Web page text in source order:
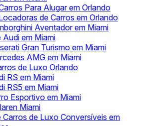
Para Alugar em Orlando
de Carros em Orlando
Aventador em Miami
Audi em Miami
Gran Turismo em Miami
AMG em Miami
de Luxo Orlando
RS em Miami
RS5 em Miami
Esportivo em Miami
Miami
Carros de Luxo Conversíveis em